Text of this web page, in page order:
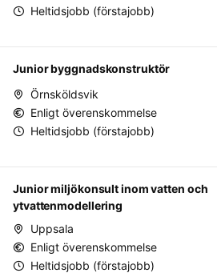
Heltidsjobb (förstajobb)
Junior byggnadskonstruktör
Örnsköldsvik
Enligt överenskommelse
Heltidsjobb (förstajobb)
Junior miljökonsult inom vatten och
ytvattenmodellering
Uppsala
Enligt överenskommelse
Heltidsjobb (förstajobb)